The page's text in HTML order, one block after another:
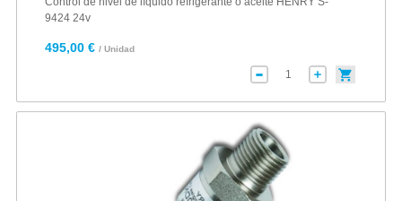
9424 24v
495,00 € / Unidad